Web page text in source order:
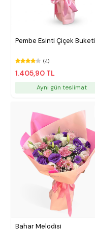
Pembe Esinti Çiçek Buketi
(4)
1.405,90 TL
Aynı gün teslimat
Bahar Melodisi